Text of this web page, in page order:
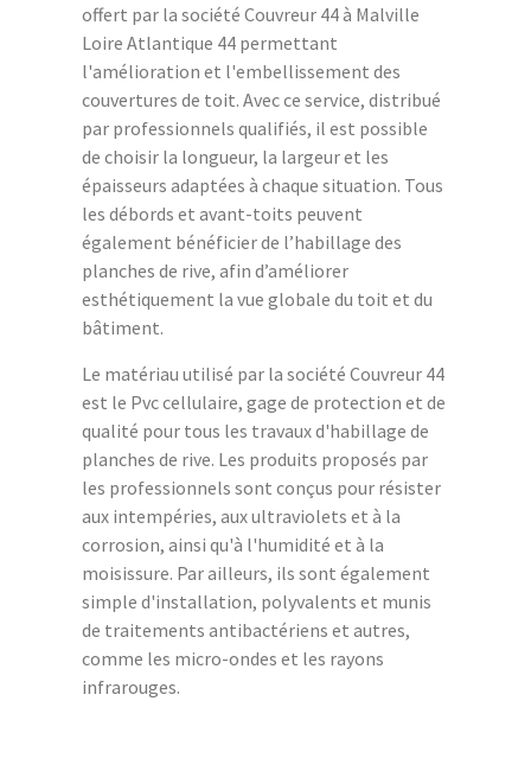
offert par la société Couvreur 44 à Malville
Loire Atlantique 44 permettant
l'amélioration et l'embellissement des
couvertures de toit. Avec ce service, distribué
par professionnels qualifiés, il est possible
de choisir la longueur, la largeur et les
épaisseurs adaptées à chaque situation. Tous
les débords et avant-toits peuvent
également bénéficier de l’habillage des
planches de rive, afin d’améliorer
esthétiquement la vue globale du toit et du
bâtiment.
Le matériau utilisé par la société Couvreur 44
est le Pvc cellulaire, gage de protection et de
qualité pour tous les travaux d'habillage de
planches de rive. Les produits proposés par
les professionnels sont conçus pour résister
aux intempéries, aux ultraviolets et à la
corrosion, ainsi qu'à l'humidité et à la
moisissure. Par ailleurs, ils sont également
simple d'installation, polyvalents et munis
de traitements antibactériens et autres,
comme les micro-ondes et les rayons
infrarouges.